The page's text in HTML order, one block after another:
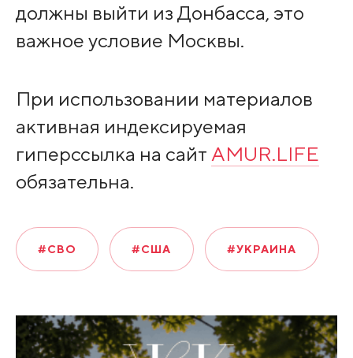
должны выйти из Донбасса, это
важное условие Москвы.
При использовании материалов
активная индексируемая
гиперссылка на сайт AMUR.LIFE
обязательна.
#СВО #США #УКРАИНА